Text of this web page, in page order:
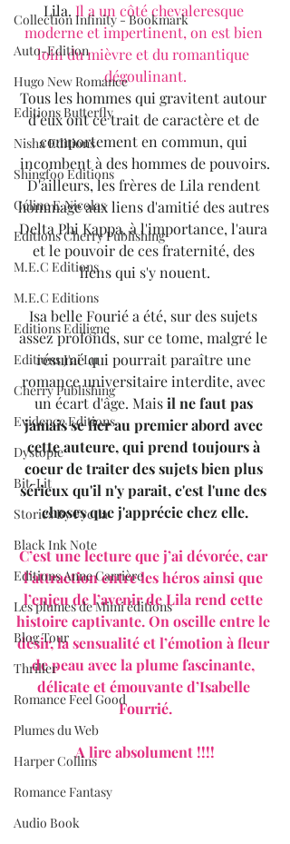
Collection Infinity - Bookmark
Auto-Edition
Hugo New Romance
Editions Butterfly
Nisha Editions
Shingfoo Editions
Céline E.Nicolas
Editions Cherry Publishing
M.E.C Editions
M.E.C Editions
Editions Ediligne
Editions J'ai Lu
Cherry Publishing
Evidence Editions
Dystopie
Bit-Lit
Stories By Fyctia
Black Ink Note
Editions Anne Carrière
Les plumes de Mimi éditions
Blog Tour
Thriller
Romance Feel Good
Plumes du Web
Harper Collins
Romance Fantasy
Audio Book
Lila. Il a un côté chevaleresque
moderne et impertinent, on est bien
loin du mièvre et du romantique
dégoulinant.
Tous les hommes qui gravitent autour
d’eux ont ce trait de caractère et de
comportement en commun, qui
incombent à des hommes de pouvoirs.
D'ailleurs, les frères de Lila rendent
hommage aux liens d'amitié des autres
Delta Phi Kappa, à l'importance, l'aura
et le pouvoir de ces fraternité, des
liens qui s'y nouent.
Isa belle Fourié a été, sur des sujets
assez profonds, sur ce tome, malgré le
résumé qui pourrait paraître une
romance universitaire interdite, avec
un écart d'âge. Mais il ne faut pas
jamais se fier au premier abord avec
cette auteure, qui prend toujours à
coeur de traiter des sujets bien plus
sérieux qu'il n'y parait, c'est l'une des
choses que j'apprécie chez elle.
C’est une lecture que j’ai dévorée, car
l’attraction entre les héros ainsi que
l’enjeu de l’avenir de Lila rend cette
histoire captivante. On oscille entre le
désir, la sensualité et l’émotion à fleur
de peau avec la plume fascinante,
délicate et émouvante d’Isabelle
Fourrié.
A lire absolument !!!!